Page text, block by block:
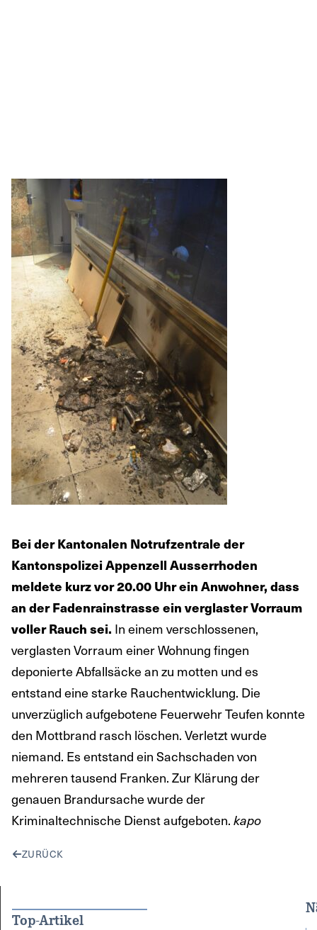
Bei der Kantonalen Notrufzentrale der
Kantonspolizei Appenzell Ausserrhoden
meldete kurz vor 20.00 Uhr ein Anwohner, dass
an der Fadenrainstrasse ein verglaster Vorraum
voller Rauch sei. In einem verschlossenen,
verglasten Vorraum einer Wohnung fingen
deponierte Abfallsäcke an zu motten und es
entstand eine starke Rauchentwicklung. Die
unverzüglich aufgebotene Feuerwehr Teufen konnte
den Mottbrand rasch löschen. Verletzt wurde
niemand. Es entstand ein Sachschaden von
mehreren tausend Franken. Zur Klärung der
genauen Brandursache wurde der
Kriminaltechnische Dienst aufgeboten. kapo
ZURÜCK
Top-Artikel